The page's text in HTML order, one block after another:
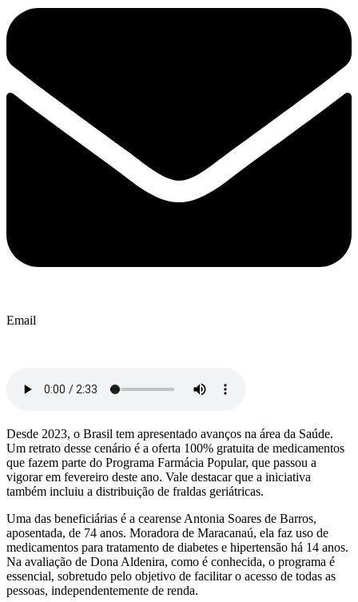
Email
Desde 2023, o Brasil tem apresentado avanços na área da Saúde.
Um retrato desse cenário é a oferta 100% gratuita de medicamentos
que fazem parte do Programa Farmácia Popular, que passou a
vigorar em fevereiro deste ano. Vale destacar que a iniciativa
também incluiu a distribuição de fraldas geriátricas.
Uma das beneficiárias é a cearense Antonia Soares de Barros,
aposentada, de 74 anos. Moradora de Maracanaú, ela faz uso de
medicamentos para tratamento de diabetes e hipertensão há 14 anos.
Na avaliação de Dona Aldenira, como é conhecida, o programa é
essencial, sobretudo pelo objetivo de facilitar o acesso de todas as
pessoas, independentemente de renda.